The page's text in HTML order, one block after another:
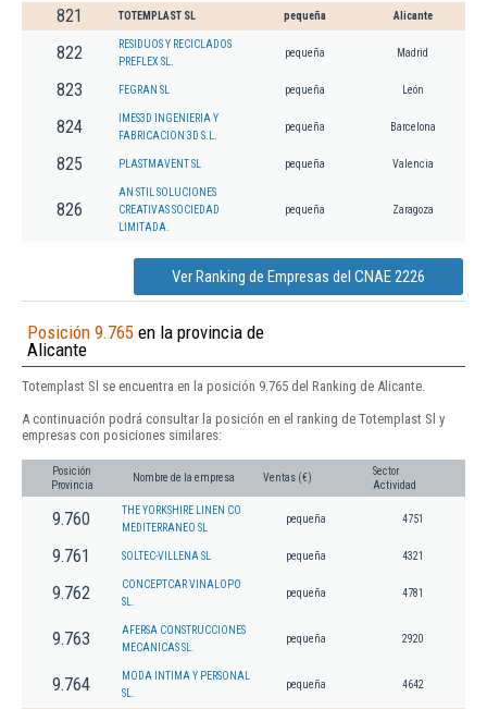
821 TOTEMPLAST SL pequeña Alicante
822
RESIDUOS Y RECICLADOS
PREFLEX SL.
pequeña Madrid
823 FEGRAN SL pequeña León
824
IMES3D INGENIERIA Y
FABRICACION 3D S.L.
pequeña Barcelona
825 PLASTMAVENT SL pequeña Valencia
826
AN STIL SOLUCIONES
CREATIVAS SOCIEDAD
LIMITADA.
pequeña Zaragoza
Ver Ranking de Empresas del CNAE 2226
Posición 9.765 en la provincia de
Alicante
Totemplast Sl se encuentra en la posición 9.765 del Ranking de Alicante.
A continuación podrá consultar la posición en el ranking de Totemplast Sl y
empresas con posiciones similares:
Posición
Provincia
Nombre de la empresa Ventas (€)
Sector
Actividad
9.760
THE YORKSHIRE LINEN CO
MEDITERRANEO SL
pequeña 4751
9.761 SOLTEC-VILLENA SL pequeña 4321
9.762
CONCEPTCAR VINALOPO
SL.
pequeña 4781
9.763
AFERSA CONSTRUCCIONES
MECANICAS SL.
pequeña 2920
9.764
MODA INTIMA Y PERSONAL
SL.
pequeña 4642